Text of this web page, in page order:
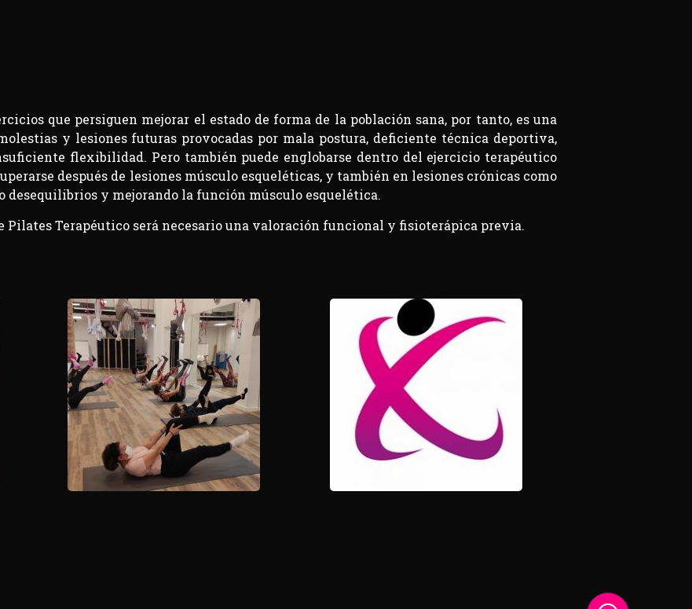
que persiguen mejorar el estado de forma de la población sana, por tanto, es una
y lesiones futuras provocadas por mala postura, deficiente técnica deportiva,
flexibilidad. Pero también puede englobarse dentro del ejercicio terapéutico
después de lesiones músculo esqueléticas, y también en lesiones crónicas como
desequilibrios y mejorando la función músculo esquelética.
Pilates Terapéutico será necesario una valoración funcional y fisioterápica previa.